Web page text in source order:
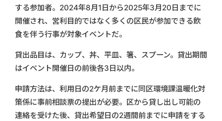
する参加者。2024年8月1日から2025年3月20日までに
開催され、営利目的ではなく多くの区民が参加できる飲
食を伴う行事が対象イベントだ。
貸出品目は、カップ、丼、平皿、箸、スプーン。貸出期間
はイベント開催日の前後各3日以内。
申請方法は、利用日の2ケ月前までに同区環境課温暖化対
策係に事前相談票の提出が必要。区から貸し出し可能の
連絡を受けた後、貸出希望日の2週間前までに申請をする